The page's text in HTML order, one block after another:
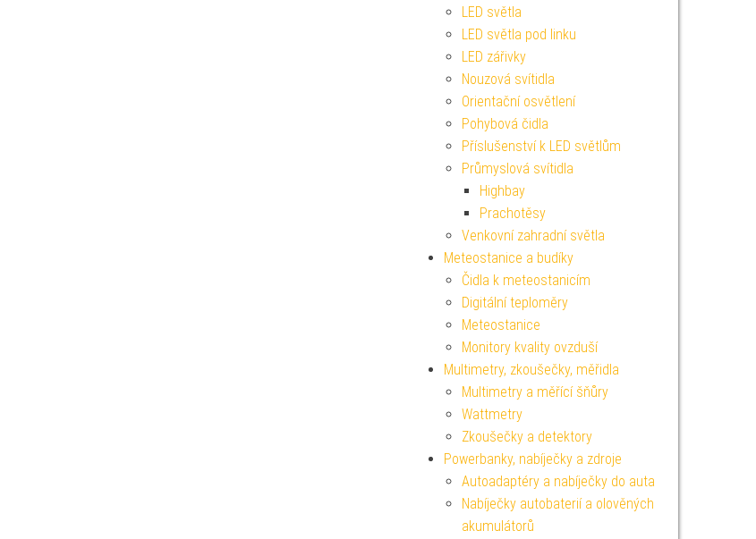
LED světla
LED světla pod linku
LED zářivky
Nouzová svítidla
Orientační osvětlení
Pohybová čidla
Příslušenství k LED světlům
Průmyslová svítidla
Highbay
Prachotěsy
Venkovní zahradní světla
Meteostanice a budíky
Čidla k meteostanicím
Digitální teploměry
Meteostanice
Monitory kvality ovzduší
Multimetry, zkoušečky, měřidla
Multimetry a měřící šňůry
Wattmetry
Zkoušečky a detektory
Powerbanky, nabíječky a zdroje
Autoadaptéry a nabíječky do auta
Nabíječky autobaterií a olověných
akumulátorů